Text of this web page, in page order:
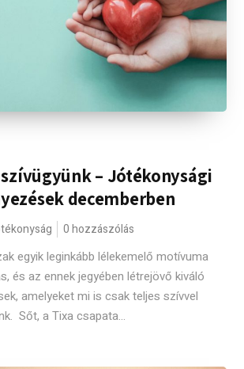
– Jótékonysági
decemberben
0 hozzászólás
egyik leginkább lélekemelő motívuma
és az ennek jegyében létrejövő kiváló
amelyeket mi is csak teljes szívvel
Sőt, a Tixa csapata...